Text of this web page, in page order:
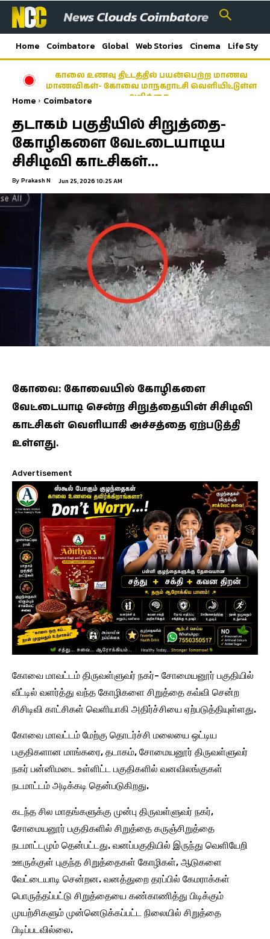
Home Coimbatore Global Web Stories Cinema Life Style
காலை உணவு திட்டத்தில் பயன்பெற்ற மாணவ
மாணவிகள்- கோவை மாநகராட்சி வெளியிட்டுள்ள
அறிக்கை…
Home Coimbatore
தடாகம் பகுதியில் சிறுத்தை-
கோழிகளை வேட்டையாடிய
சிசிடிவி காட்சிகள்…
By Prakash N Jun 25, 2026 10:25 AM
கோவை: கோவையில் கோழிகளை
வேட்டையாடி சென்ற சிறுத்தையின் சிசிடிவி
காட்சிகள் வெளியாகி அச்சத்தை ஏற்படுத்தி
உள்ளது.
Advertisement
கோவை மாவட்டம் திருவள்ளுவர் நகர்- சோமையனூர் பகுதியில்
வீட்டில் வளர்த்து வந்த கோழிகளை சிறுத்தை கவ்வி சென்ற
சிசிடிவி காட்சிகள் வெளியாகி அதிர்ச்சியை ஏற்படுத்தியுள்ளது.
கோவை மாவட்டம் மேற்கு தொடர்ச்சி மலையை ஒட்டிய
பகுதிகளான மாங்கரை, தடாகம், சோமையனூர் திருவள்ளுவர்
நகர் பன்னிமடை உள்ளிட்ட பகுதிகளில் வனவிலங்குகள்
நடமாட்டம் அடிக்கடி தென்படுகிறது.
கடந்த சில மாதங்களுக்கு முன்பு திருவள்ளுவர் நகர்,
சோமையனூர் பகுதிகளில் சிறுத்தை கருஞ்சிறுத்தை
நடமாட்டமும் தென்பட்டது. வனப்பகுதியில் இருந்து வெளியேறி
ஊருக்குள் புகுந்த சிறுத்தைகள் கோழிகள், ஆடுகளை
வேட்டையாடி சென்றன. வனத்துறை தரப்பில் கேமராக்கள்
பொருத்தப்பட்டு சிறுத்தையை கண்காணித்து பிடிக்கும்
முயற்சிகளும் முன்னெடுக்கப்பட்ட நிலையில் சிறுத்தை
பிடிப்படவில்லை.